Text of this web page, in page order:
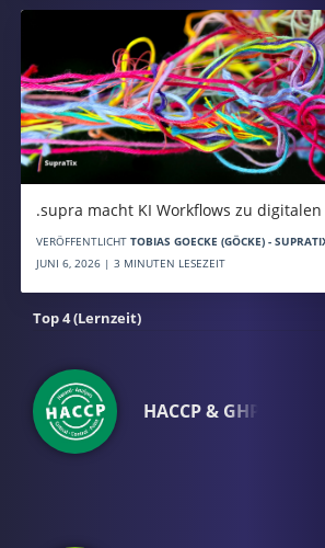
.supra macht KI Workflows zu
VERÖFFENTLICHT TOBIAS GOECKE (GÖCKE) -
JUNI 6, 2026 | 3 MINUTEN LESEZEIT
Top 4 (Lernzeit)
HACCP & GHP